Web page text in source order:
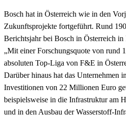
Bosch hat in Österreich wie in den
Zukunftsprojekte fortgeführt. Rund
Berichtsjahr bei Bosch in Österreich
„Mit einer Forschungsquote von rund
absoluten Top-Liga von F&E in
Darüber hinaus hat das Unternehmen
Investitionen von 22 Millionen Euro
beispielsweise in die Infrastruktur am
und in den Ausbau der Wasserstoff-